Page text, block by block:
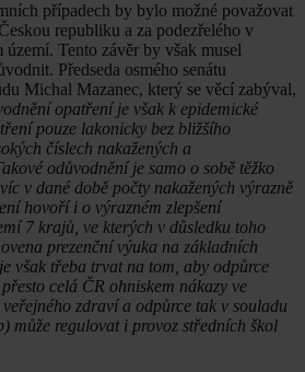
případech by bylo možné považovat
republiku a za podezřelého v
Tento závěr by však musel
Předseda osmého senátu
Michal Mazanec, který se věcí zabýval,
opatření je však k epidemické
pouze lakonicky bez bližšího
číslech nakažených a
odůvodnění je samo o sobě těžko
v dané době počty nakažených výrazně
hovoří i o výrazném zlepšení
7 krajů, ve kterých v důsledku toho
prezenční výuka na základních
však třeba trvat na tom, aby odpůrce
celá ČR ohniskem nákazy ve
zdraví a odpůrce tak v souladu
může regulovat i provoz středních škol